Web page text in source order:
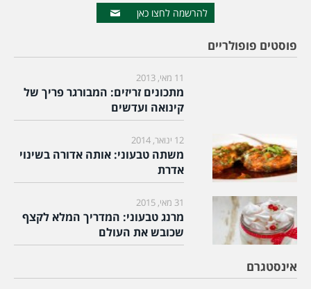
להרשמה לחצו כאן
פוסטים פופולריים
11 מאי, 2013
מתכונים זריזים: המבורגר פריך של
קינואה ועדשים
12 ינואר, 2014
משתה טבעוני: אותה אדורה בשינוי
אדרת
31 מאי, 2015
מרנג טבעוני: המדריך המלא לקצף
שכובש את העולם
אינסטגרם